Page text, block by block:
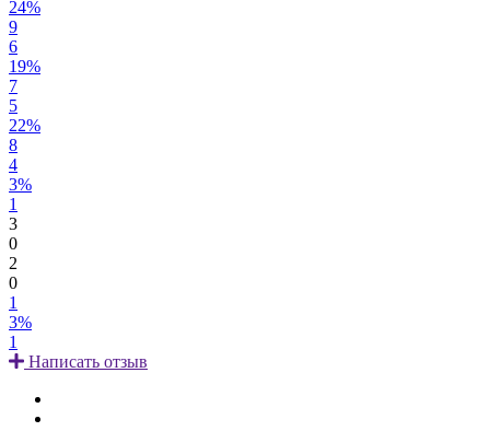
24%
9
6
19%
7
5
22%
8
4
3%
1
3
0
2
0
1
3%
1
Написать отзыв